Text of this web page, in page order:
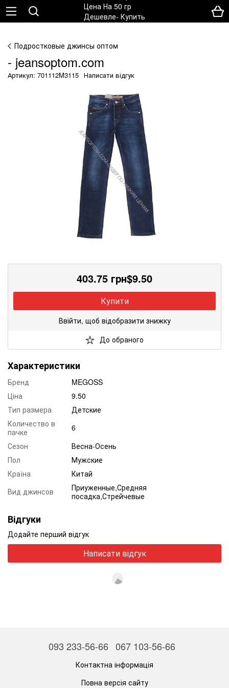
Подростковые джинсы оптом
- jeansoptom.com
Артикул: 701112M3115 Написати відгук
403.75 грн$9.50
Купити
Ввійти, щоб відобразити знижку
До обраного
Характеристики
Бренд
MEGOSS
Ціна
9.50
Тип размера
Детские
Количество в
пачке
6
Сезон
Весна-Осень
Пол
Мужские
Країна
Китай
Вид джинсов
Приуженные,Средняя
посадка,Стрейчевые
Відгуки
Додайте перший відгук
Написати відгук
093 233-56-66 067 103-56-66
Контактна інформація
Повна версія сайту